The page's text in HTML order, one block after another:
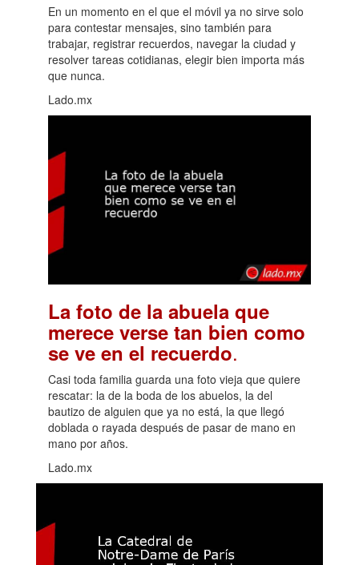
En un momento en el que el móvil ya no sirve solo
para contestar mensajes, sino también para
trabajar, registrar recuerdos, navegar la ciudad y
resolver tareas cotidianas, elegir bien importa más
que nunca.
Lado.mx
La foto de la abuela que
merece verse tan bien como
se ve en el recuerdo.
Casi toda familia guarda una foto vieja que quiere
rescatar: la de la boda de los abuelos, la del
bautizo de alguien que ya no está, la que llegó
doblada o rayada después de pasar de mano en
mano por años.
Lado.mx